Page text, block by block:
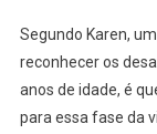
Segundo Karen,
reconhecer os
anos de idade, é
para essa fase da